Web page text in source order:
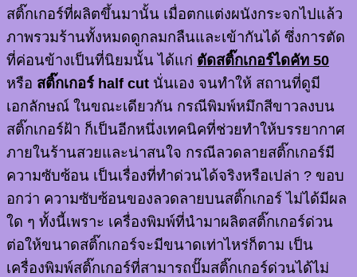
สติ๊กเกอร์ที่ผลิตขึ้นมานั้น เมื่อตกแต่งผนังกระจกไปแล้ว
ภาพรวมร้านทั้งหมดดูกลมกลืนและเข้ากันได้ ซึ่งการตัด
ที่ค่อนข้างเป็นที่นิยมนั้น ได้แก่ ตัดสติ๊กเกอร์ไดคัท 50
หรือ สติ๊กเกอร์ half cut นั่นเอง จนทำให้ สถานที่ดูมี
เอกลักษณ์ ในขณะเดียวกัน กรณีพิมพ์หมึกสีขาวลงบน
สติ๊กเกอร์ฝ้า ก็เป็นอีกหนึ่งเทคนิคที่ช่วยทำให้บรรยากาศ
ภายในร้านสวยและน่าสนใจ กรณีลวดลายสติ๊กเกอร์มี
ความซับซ้อน เป็นเรื่องที่ทำด่วนได้จริงหรือเปล่า ? ขอบ
อกว่า ความซับซ้อนของลวดลายบนสติ๊กเกอร์ ไม่ได้มีผล
ใด ๆ ทั้งนี้เพราะ เครื่องพิมพ์ที่นำมาผลิตสติ๊กเกอร์ด่วน
ต่อให้ขนาดสติ๊กเกอร์จะมีขนาดเท่าไหร่ก็ตาม เป็น
เครื่องพิมพ์สติ๊กเกอร์ที่สามารถปั๊มสติ๊กเกอร์ด่วนได้ไม่